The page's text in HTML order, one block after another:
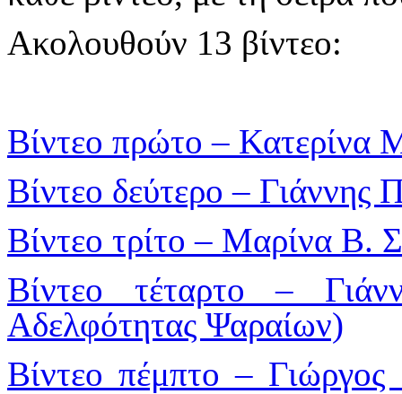
Ακολουθούν 13 βίντεο:
Βίντεο πρώτο – Κατερίνα
Βίντεο δεύτερο –
Βίντεο τρίτο – Μαρίνα Β.
Βίντεο τέταρτο –
Αδελφότητας Ψαραίων)
Βίντεο πέμπτο –